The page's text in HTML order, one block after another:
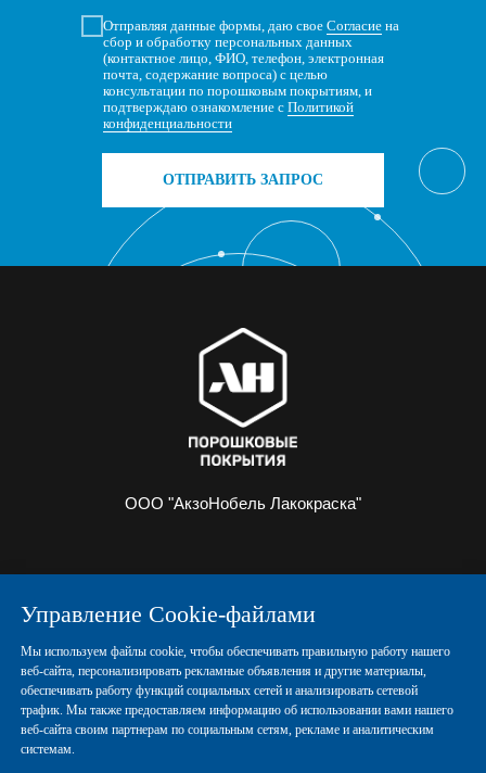
Управление Cookie-файлами
Мы используем файлы cookie, чтобы обеспечивать правильную работу нашего
веб-сайта, персонализировать рекламные объявления и другие материалы,
обеспечивать работу функций социальных сетей и анализировать сетевой
трафик. Мы также предоставляем информацию об использовании вами нашего
веб-сайта своим партнерам по социальным сетям, рекламе и аналитическим
системам.
Отправляя данные формы, даю свое Согласие на
сбор и обработку персональных данных
(контактное лицо, ФИО, телефон, электронная
почта, содержание вопроса) с целью
консультации по порошковым покрытиям, и
подтверждаю ознакомление с Политикой
конфиденциальности
ОТПРАВИТЬ ЗАПРОС
ООО "АкзоНобель Лакокраска"
О НАС ИНФОРМАЦИЯ
ПОРОШКОВЫЕ КРАСКИ КОНТАКТЫ
Политика конфиденциальности